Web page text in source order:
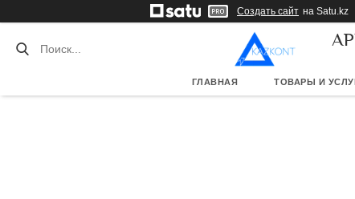
Создать сайт на Satu.kz
ГЛАВНАЯ ТОВАРЫ И